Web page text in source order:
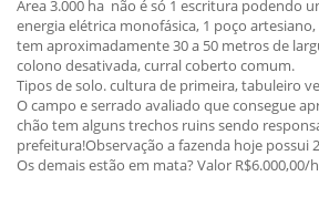
Área 3.000 ha não é só 1 escritura podendo
energia elétrica monofásica, 1 poço
tem aproximadamente 30 a 50 metros de
colono desativada, curral coberto comum.
Tipos de solo. cultura de primeira, tabuleiro
O campo e serrado avaliado que consegue
chão tem alguns trechos ruins sendo
prefeitura!Observação a fazenda hoje possui
Os demais estão em mata? Valor R$6.000,00/